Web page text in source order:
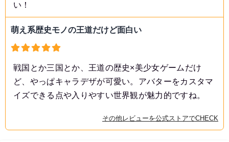
い！
萌え系歴史モノの王道だけど面白い
戦国とか三国とか、王道の歴史×美少女ゲームだけ
ど、やっぱキャラデザが可愛い。アバターをカスタマ
イズできる点や入りやすい世界観が魅力的ですね。
その他レビューを公式ストアでCHECK